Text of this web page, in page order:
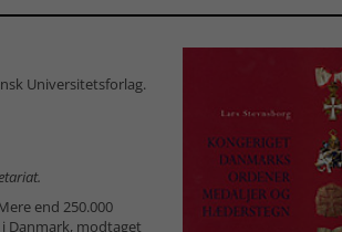
Universitetsforlag.
end 250.000
Danmark, modtaget